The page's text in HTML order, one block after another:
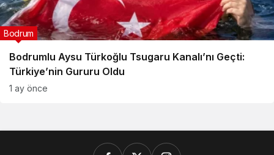
Bodrumlu Aysu Türkoğlu Tsugaru Kanalı’nı Geçti:
Türkiye’nin Gururu Oldu
Bodrum
1 ay önce